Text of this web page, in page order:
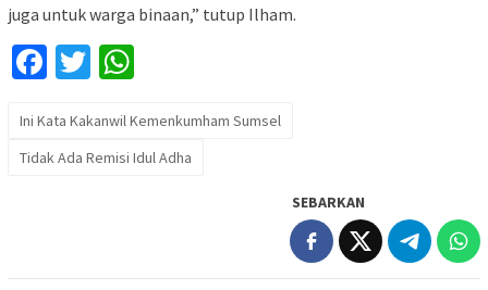
juga untuk warga binaan,” tutup Ilham.
Facebook
Twitter
Ini Kata Kakanwil Kemenkumham Sumsel
Tidak Ada Remisi Idul Adha
SEBARKAN